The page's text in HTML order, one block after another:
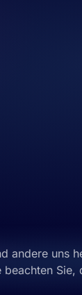
andere uns